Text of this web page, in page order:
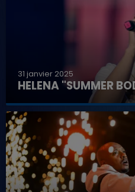
31 janvier 2025
HELENA "SUMMER